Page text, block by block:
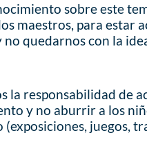
sobre este
maestros, para estar
quedarnos con la
la responsabilidad de
y no aburrir a los
juegos,